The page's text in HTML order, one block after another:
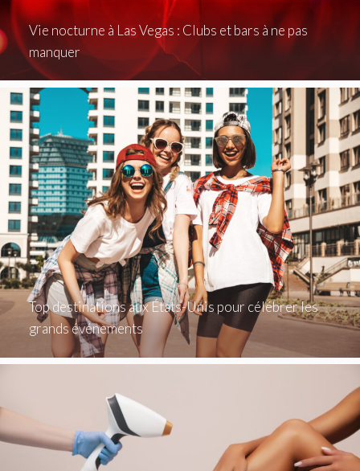
Vie nocturne à Las Vegas : Clubs et bars à ne pas
manquer
Top destinations aux États-Unis pour célébrer les
grands événements